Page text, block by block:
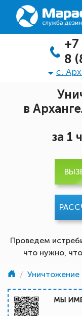
8
с.
в
за 1
Проведем
что нужно,
/
МЫ